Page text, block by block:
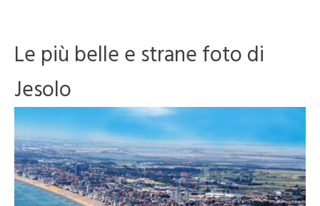
Le più belle e strane foto di
Jesolo